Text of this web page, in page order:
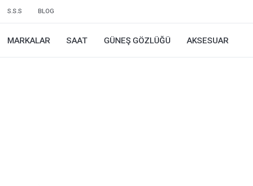
S.S.S BLOG
MARKALAR SAAT GÜNEŞ GÖZLÜĞÜ AKSESUAR